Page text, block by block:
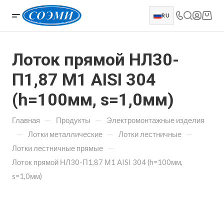
RU
Лоток прямой НЛ30-
П1,87 М1 AISI 304
(h=100мм, s=1,0мм)
Главная — Продукты — Электромонтажные изделия
— Лотки металлические — Лотки лестничные —
Лотки лестничные прямые —
Лоток прямой НЛ30-П1,87 М1 AISI 304 (h=100мм,
s=1,0мм)